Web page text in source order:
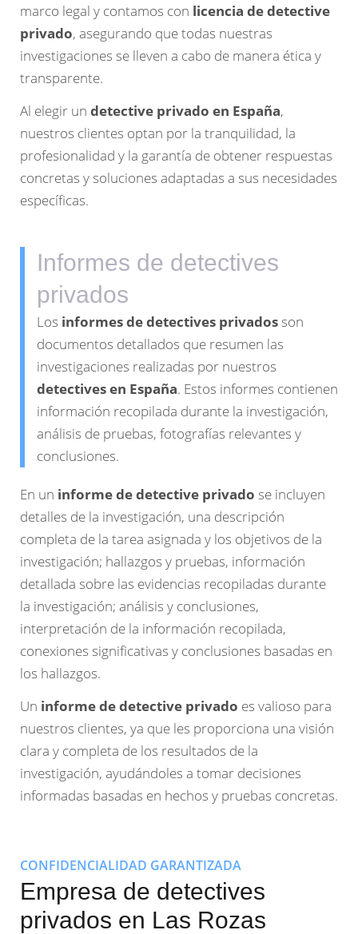
marco legal y contamos con licencia de detective
privado, asegurando que todas nuestras
investigaciones se lleven a cabo de manera ética y
transparente.
Al elegir un detective privado en España,
nuestros clientes optan por la tranquilidad, la
profesionalidad y la garantía de obtener respuestas
concretas y soluciones adaptadas a sus necesidades
específicas.
Informes de detectives
privados
Los informes de detectives privadosson
documentos detallados que resumen las
investigaciones realizadas por nuestros
detectives en España. Estos informes contienen
información recopilada durante la investigación,
análisis de pruebas, fotografías relevantes y
conclusiones.
En un informe de detective privado se incluyen
detalles de la investigación, una descripción
completa de la tarea asignada y los objetivos de la
investigación; hallazgos y pruebas, información
detallada sobre las evidencias recopiladas durante
la investigación; análisis y conclusiones,
interpretación de la información recopilada,
conexiones significativas y conclusiones basadas en
los hallazgos.
Un informe de detective privado es valioso para
nuestros clientes, ya que les proporciona una visión
clara y completa de los resultados de la
investigación, ayudándoles a tomar decisiones
informadas basadas en hechos y pruebas concretas.
CONFIDENCIALIDAD GARANTIZADA
Empresa de detectives
privados en Las Rozas